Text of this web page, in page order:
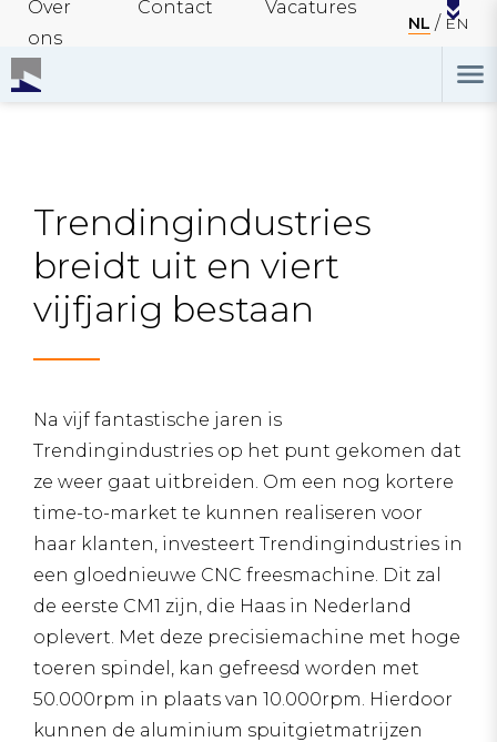
Over
ons
Contact Vacatures
NL EN
Trendingindustries
breidt uit en viert
vijfjarig bestaan
Na vijf fantastische jaren is
Trendingindustries op het punt gekomen dat
ze weer gaat uitbreiden. Om een nog kortere
time-to-market te kunnen realiseren voor
haar klanten, investeert Trendingindustries in
een gloednieuwe CNC freesmachine. Dit zal
de eerste CM1 zijn, die Haas in Nederland
oplevert. Met deze precisiemachine met hoge
toeren spindel, kan gefreesd worden met
50.000rpm in plaats van 10.000rpm. Hierdoor
kunnen de aluminium spuitgietmatrijzen